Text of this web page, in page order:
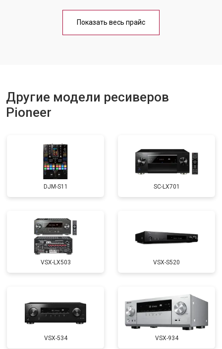
Показать весь прайс
Другие модели ресиверов
Pioneer
DJM-S11 SC-LX701
VSX-LX503 VSX-S520
VSX-534 VSX-934